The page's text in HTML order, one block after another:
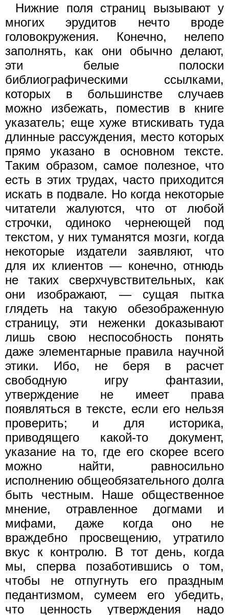
Нижние поля страниц вызывают у
многих эрудитов нечто вроде
головокружения. Конечно, нелепо
заполнять, как они обычно делают,
эти белые полоски
библиографическими ссылками,
которых в большинстве случаев
можно избежать, поместив в книге
указатель; еще хуже втискивать туда
длинные рассуждения, место которых
прямо указано в основном тексте.
Таким образом, самое полезное, что
есть в этих трудах, часто приходится
искать в подвале. Но когда некоторые
читатели жалуются, что от любой
строчки, одиноко чернеющей под
текстом, у них туманятся мозги, когда
некоторые издатели заявляют, что
для их клиентов — конечно, отнюдь
не таких сверхчувствительных, как
они изображают, — сущая пытка
глядеть на такую обезображенную
страницу, эти неженки доказывают
лишь свою неспособность понять
даже элементарные правила научной
этики. Ибо, не беря в расчет
свободную игру фантазии,
утверждение не имеет права
появляться в тексте, если его нельзя
проверить; и для историка,
приводящего какой-то документ,
указание на то, где его скорее всего
можно найти, равносильно
исполнению общеобязательного долга
быть честным. Наше общественное
мнение, отравленное догмами и
мифами, даже когда оно не
враждебно просвещению, утратило
вкус к контролю. В тот день, когда
мы, сперва позаботившись о том,
чтобы не отпугнуть его праздным
педантизмом, сумеем его убедить,
что ценность утверждения надо